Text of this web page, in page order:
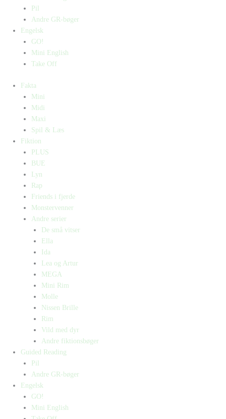
Pil
Andre GR-bøger
Engelsk
GO!
Mini English
Take Off
Fakta
Mini
Midi
Maxi
Spil & Læs
Fiktion
PLUS
BUE
Lyn
Rap
Friends i fjerde
Monstervenner
Andre serier
De små vitser
Ella
Ida
Lea og Artur
MEGA
Mini Rim
Molle
Nissen Brille
Rim
Vild med dyr
Andre fiktionsbøger
Guided Reading
Pil
Andre GR-bøger
Engelsk
GO!
Mini English